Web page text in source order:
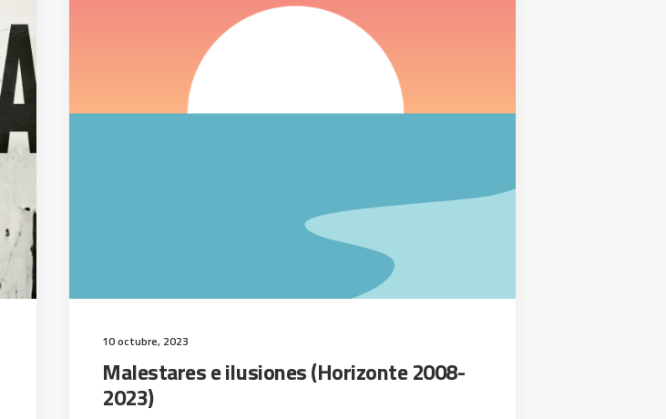
10 octubre, 2023
Malestares e ilusiones (Horizonte 2008-
2023)